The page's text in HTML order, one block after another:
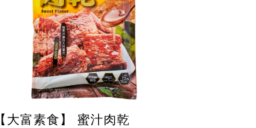
【大富素食】 蜜汁肉乾